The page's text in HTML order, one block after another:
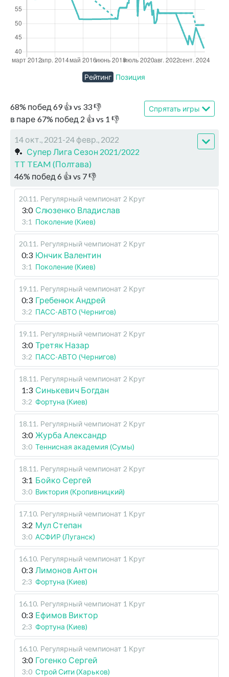
68% побед 69👍 vs 33👎
в паре 67% побед 2 👍 vs 1 👎
Спрятать игры
14 окт., 2021-24 февр., 2022
🏓 Супер Лига Сезон 2021/2022
TT TEAM (Полтава)
46% побед 6 👍 vs 7👎
20.11 . Регулярный чемпионат 2 Круг
3:0 Слюзенко Владислав
3:1 Поколение (Киев)
20.11 . Регулярный чемпионат 2 Круг
0:3 Юнчик Валентин
3:1 Поколение (Киев)
19.11 . Регулярный чемпионат 2 Круг
0:3 Гребенюк Андрей
3:2 ПАСС-АВТО (Чернигов)
19.11 . Регулярный чемпионат 2 Круг
3:0 Третяк Назар
3:2 ПАСС-АВТО (Чернигов)
18.11 . Регулярный чемпионат 2 Круг
1:3 Синькевич Богдан
3:2 Фортуна (Киев)
18.11 . Регулярный чемпионат 2 Круг
3:0 Журба Александр
3:0 Теннисная академия (Сумы)
18.11 . Регулярный чемпионат 2 Круг
3:1 Бойко Сергей
3:0 Виктория (Кропивницкий)
17.10. Регулярный чемпионат 1 Круг
3:2 Мул Степан
3:0 АСФИР (Луганск)
16.10. Регулярный чемпионат 1 Круг
0:3 Лимонов Антон
2:3 Фортуна (Киев)
16.10. Регулярный чемпионат 1 Круг
0:3 Ефимов Виктор
2:3 Фортуна (Киев)
16.10. Регулярный чемпионат 1 Круг
3:0 Гогенко Сергей
3:0 Строй Сити (Харьков)
Рейтинг Позиция